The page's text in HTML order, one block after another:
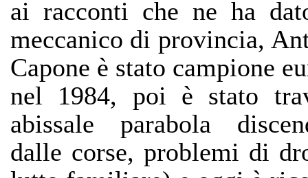
ai racconti che ne ha
meccanico di provincia,
Capone è stato campione
nel 1984, poi è stato
abissale parabola
dalle corse, problemi di